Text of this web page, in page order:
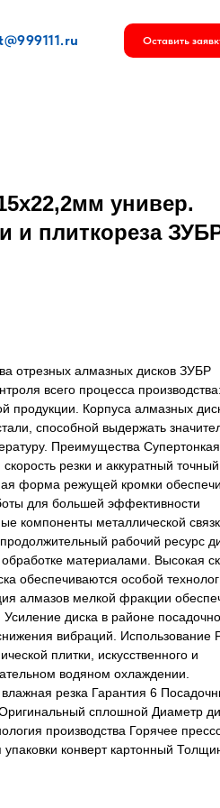
Оставить
универ.
и плиткореза
отрезных алмазных дисков ЗУБР
всего процесса
продукции. Корпуса алмазных
способной выдержать
Преимущества Супертонкая
резки и аккуратный
форма режущей кромки
для большей эффективности
компоненты металлической
рабочий ресурс
материалами. Высокая
обеспечиваются особой
алмазов мелкой фракции
диска в районе
вибраций. Использование
плитки, искусственного и
водяном охлаждении.
резка Гарантия 6
сплошной Диаметр
производства Горячее
конверт картонный